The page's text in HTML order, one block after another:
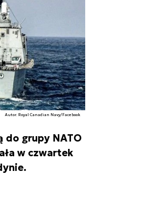
Autor. Royal Canadian Navy/Facebook
do grupy NATO
w czwartek